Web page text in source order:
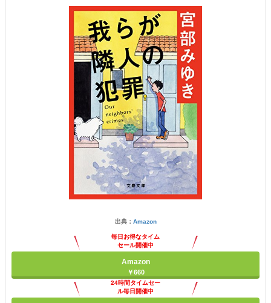
出典： Amazon
毎日お得なタイム
セール開催中
Amazon
￥660
24時間タイムセー
ル毎日開催中